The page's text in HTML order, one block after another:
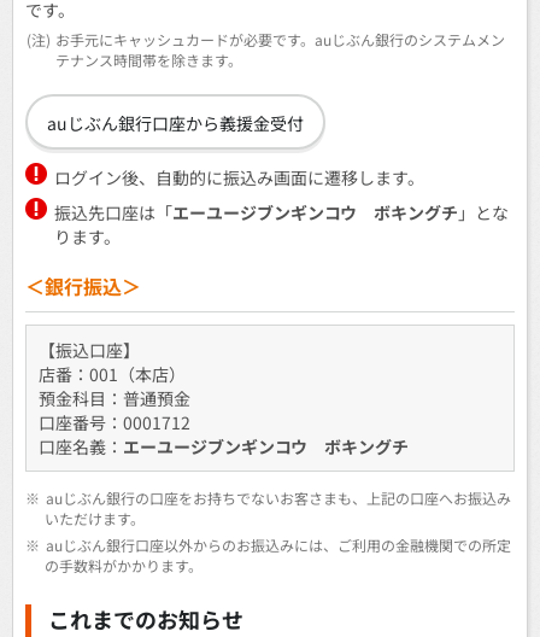
です。
(注) お手元にキャッシュカードが必要です。auじぶん銀行のシステムメン
テナンス時間帯を除きます。
auじぶん銀行口座から義援金受付
ログイン後、自動的に振込み画面に遷移します。
振込先口座は「エーユージブンギンコウ ボキングチ 」とな
ります。
＜銀行振込＞
【振込口座】
店番：001（本店）
預金科目：普通預金
口座番号：0001712
口座名義： エーユージブンギンコウ ボキングチ
※ auじぶん銀行の口座をお持ちでないお客さまも、上記の口座へお振込み
いただけます。
※ auじぶん銀行口座以外からのお振込みには、ご利用の金融機関での所定
の手数料がかかります。
これまでのお知らせ